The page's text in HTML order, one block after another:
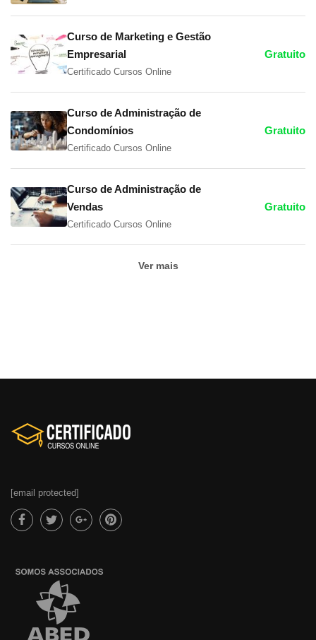
Curso de Marketing e Gestão
Empresarial
Certificado Cursos Online
Gratuito
Curso de Administração de
Condomínios
Certificado Cursos Online
Gratuito
Curso de Administração de
Vendas
Certificado Cursos Online
Gratuito
Ver mais
[email protected]